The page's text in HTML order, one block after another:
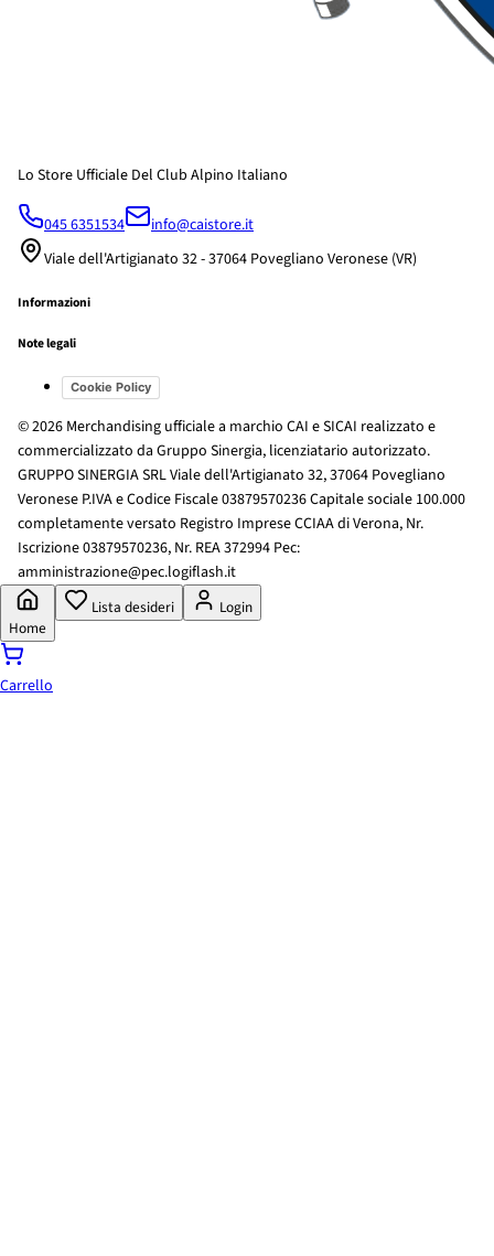
Lo Store Ufficiale Del Club Alpino Italiano
045 6351534
info@caistore.it
Viale dell'Artigianato 32 - 37064 Povegliano Veronese (VR)
Informazioni
Note legali
Cookie Policy
© 2026 Merchandising ufficiale a marchio CAI e SICAI realizzato e
commercializzato da Gruppo Sinergia, licenziatario autorizzato.
GRUPPO SINERGIA SRL Viale dell'Artigianato 32, 37064 Povegliano
Veronese P.IVA e Codice Fiscale 03879570236 Capitale sociale 100.000
completamente versato Registro Imprese CCIAA di Verona, Nr.
Iscrizione 03879570236, Nr. REA 372994 Pec:
amministrazione@pec.logiflash.it
Home
Lista desideri Login
Carrello